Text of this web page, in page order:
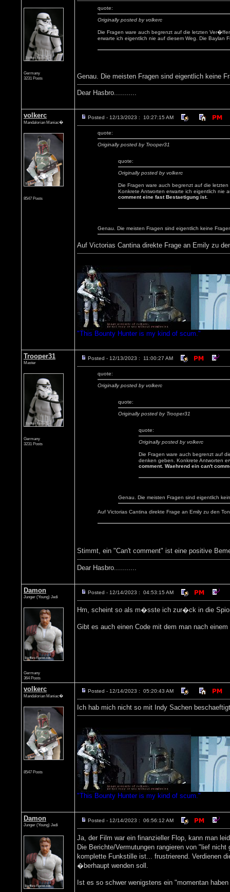
Germany
3231 Posts
quote:
Originally posted by volkerc
Die Fragen ware auch begrenzt auf die letzten
erwarte ich eigentlich nie auf diesem Weg. Die Baylan
Genau. Die meisten Fragen sind eigentlich keine
Dear Hasbro...........
volkerc
Mandalorian Maniac�
8547 Posts
Posted - 12/13/2023 : 10:27:15 AM
quote:
Originally posted by Trooper31
quote:
Originally posted by volkerc
Die Fragen ware auch begrenzt auf die
Konkrete Antworten erwarte ich eigentlich nie
comment eine fast Bestaetigung ist.
Genau. Die meisten Fragen sind eigentlich keine
Auf Victorias Cantina direkte Frage an Emily zu
"This Bounty Hunter is my kind of scum."
Trooper31
Master
Germany
3231 Posts
Posted - 12/13/2023 : 11:00:27 AM
quote:
Originally posted by volkerc
quote:
Originally posted by Trooper31
quote:
Originally posted by volkerc
Die Fragen ware auch begrenzt auf
denken geben. Konkrete Antworten
comment. Waehrend ein can't
Genau. Die meisten Fragen sind eigentlich
Auf Victorias Cantina direkte Frage an Emily zu den
Stimmt, ein "Can't comment" ist eine positive
Dear Hasbro...........
Damon
Junger (Young) Jedi
Germany
364 Posts
Posted - 12/14/2023 : 04:53:15 AM
Hm, scheint so als m�sste ich zur�ck in die
Gibt es auch einen Code mit dem man nach
volkerc
Mandalorian Maniac�
8547 Posts
Posted - 12/14/2023 : 05:20:43 AM
Ich hab mich nicht so mit Indy Sachen
"This Bounty Hunter is my kind of scum."
Damon
Junger (Young) Jedi
Posted - 12/14/2023 : 06:56:12 AM
Ja, der Film war ein finanzieller Flop, kann man
Die Berichte/Vermutungen rangieren von "lief
komplette Funkstille ist... frustrierend. Verdienen
�berhaupt wenden soll.
Ist es so schwer wenigstens ein "momentan